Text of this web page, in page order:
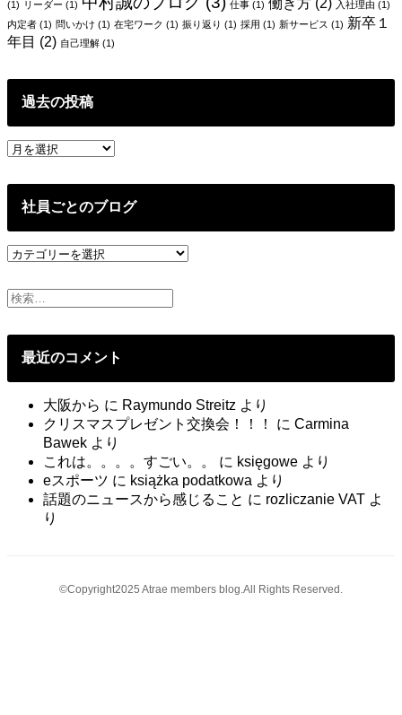
(1) リーダー (1) 仕事 (1) 入社理由 (1)
内定者 (1) 問いかけ (1) 在宅ワーク (1) 振り返り (1) 採用 (1) 新サービス (1) 新卒１
年目 (2) 自己理解 (1)
過去の投稿
過
の
社員ごとのブログ
社
ご
と
グ
最近のコメント
大阪から に Raymundo Streitz より
クリスマスプレゼント交換会！！！
に Carmina
Bawek より
これは。。。。すごい。。
に księgowe より
eスポーツ に książka podatkowa より
話題のニュースから感じること に rozliczanie VAT よ
り
©Copyright2025 Atrae members blog.All Rights Reserved.